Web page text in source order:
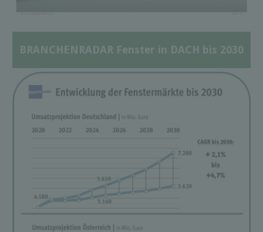
BRANCHENRADAR Fenster in DACH bis 2030